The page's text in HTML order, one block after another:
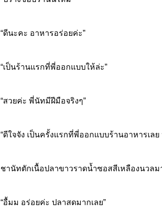
“ดีนะคะ อาหารอร่อยค่ะ”
“เป็นร้านแรกที่พี่ออกแบบให้ล่ะ”
“สวยค่ะ พี่นัทมีฝีมือจริงๆ”
“ดีใจจัง เป็นครั้งแรกที่พี่ออกแบบร้านอาหารเล
ชานัทตักเนื้อปลาขาวราดน้ำซอสสีเหลืองนวลม
“อื้มม อร่อยค่ะ ปลาสดมากเลย”